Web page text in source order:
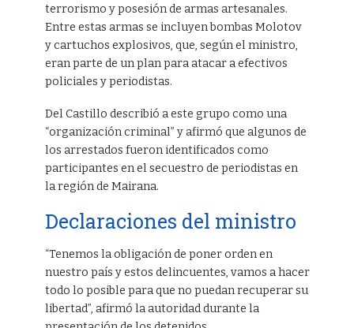
terrorismo y posesión de armas artesanales.
Entre estas armas se incluyen bombas Molotov
y cartuchos explosivos, que, según el ministro,
eran parte de un plan para atacar a efectivos
policiales y periodistas.
Del Castillo describió a este grupo como una
“organización criminal” y afirmó que algunos de
los arrestados fueron identificados como
participantes en el secuestro de periodistas en
la región de Mairana.
Declaraciones del ministro
“Tenemos la obligación de poner orden en
nuestro país y estos delincuentes, vamos a hacer
todo lo posible para que no puedan recuperar su
libertad”, afirmó la autoridad durante la